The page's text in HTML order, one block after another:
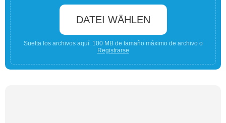
DATEI WÄHLEN
Suelta los archivos aquí. 100 MB de tamaño máximo de archivo o
Registrarse